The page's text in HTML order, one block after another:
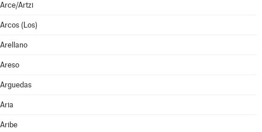
Arce/Artzi
Arcos (Los)
Arellano
Areso
Arguedas
Aria
Aribe